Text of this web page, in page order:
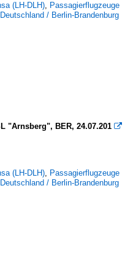
(LH-DLH), Passagierflugzeuge
/ Berlin-Brandenburg
"Arnsberg", BER, 24.07.201 
(LH-DLH), Passagierflugzeuge
/ Berlin-Brandenburg